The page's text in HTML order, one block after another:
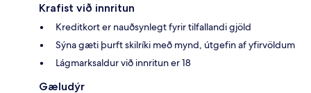
Krafist við innritun
Kreditkort er nauðsynlegt fyrir tilfallandi gjöld
Sýna gæti þurft skilríki með mynd, útgefin af yfirvöldum
Lágmarksaldur við innritun er 18
Gæludýr